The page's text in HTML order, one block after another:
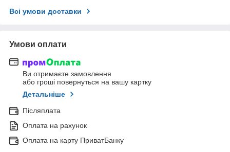
Всі умови доставки
Умови оплати
Ви отримаєте замовлення
або гроші повернуться на вашу картку
Детальніше
Післяплата
Оплата на рахунок
Оплата на карту ПриватБанку